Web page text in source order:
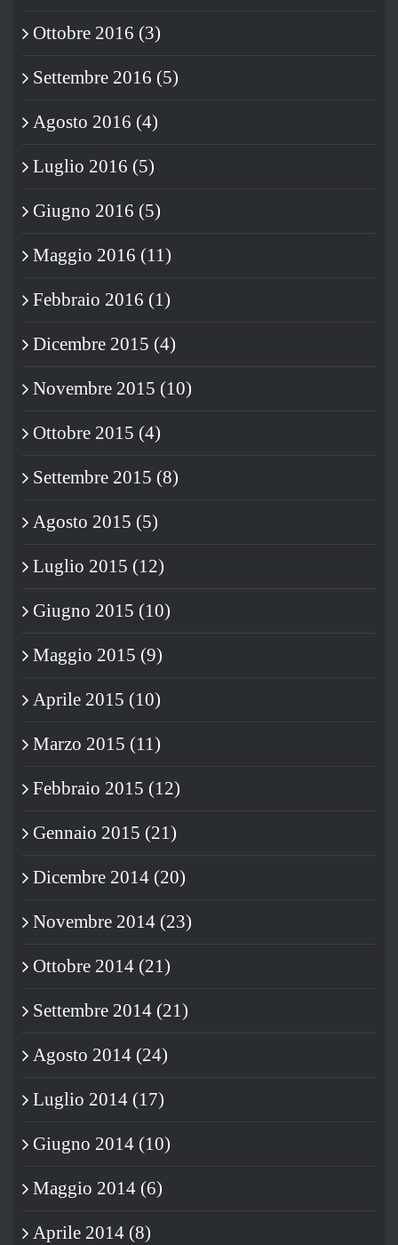
Ottobre 2016 (3)
Settembre 2016 (5)
Agosto 2016 (4)
Luglio 2016 (5)
Giugno 2016 (5)
Maggio 2016 (11)
Febbraio 2016 (1)
Dicembre 2015 (4)
Novembre 2015 (10)
Ottobre 2015 (4)
Settembre 2015 (8)
Agosto 2015 (5)
Luglio 2015 (12)
Giugno 2015 (10)
Maggio 2015 (9)
Aprile 2015 (10)
Marzo 2015 (11)
Febbraio 2015 (12)
Gennaio 2015 (21)
Dicembre 2014 (20)
Novembre 2014 (23)
Ottobre 2014 (21)
Settembre 2014 (21)
Agosto 2014 (24)
Luglio 2014 (17)
Giugno 2014 (10)
Maggio 2014 (6)
Aprile 2014 (8)